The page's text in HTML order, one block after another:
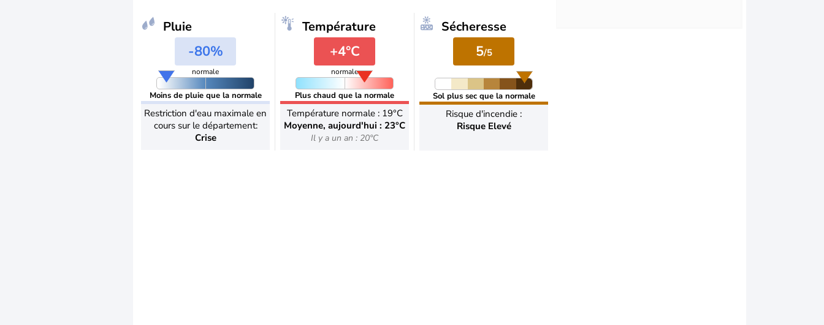
Pluie
-80%
normale
Moins de pluie que la normale
Restriction d'eau maximale en
cours sur le département:
Crise
Température
+4°C
normale
Plus chaud que la normale
Température normale : 19°C
Moyenne, aujourd'hui : 23°C
Il y a un an : 20°C
Sécheresse
5/5
Sol plus sec que la normale
Risque d'incendie :
Risque Elevé